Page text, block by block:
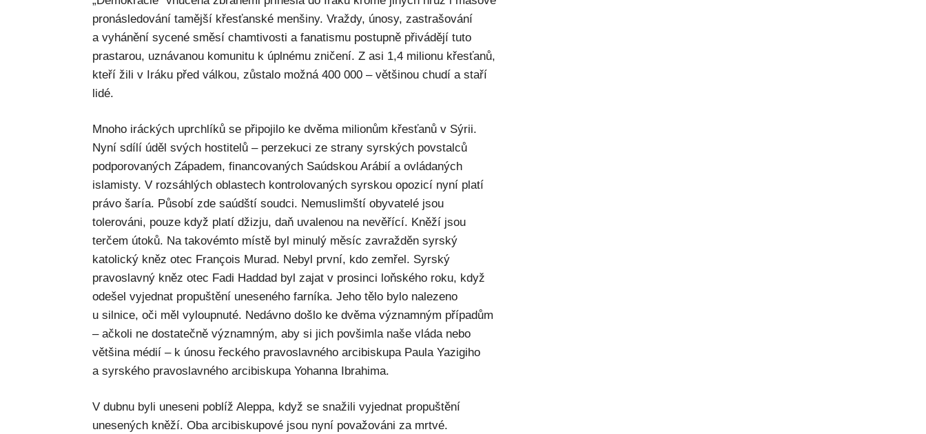
pronásledování tamější křesťanské menšiny. Vraždy, únosy, zastrašování
a vyhánění sycené směsí chamtivosti a fanatismu postupně přivádějí tuto
prastarou, uznávanou komunitu k úplnému zničení. Z asi 1,4 milionu křesťanů,
kteří žili v Iráku před válkou, zůstalo možná 400 000 – většinou chudí a staří
lidé.
Mnoho iráckých uprchlíků se připojilo ke dvěma milionům křesťanů v Sýrii.
Nyní sdílí úděl svých hostitelů – perzekuci ze strany syrských povstalců
podporovaných Západem, financovaných Saúdskou Arábií a ovládaných
islamisty. V rozsáhlých oblastech kontrolovaných syrskou opozicí nyní platí
právo šaría. Působí zde saúdští soudci. Nemuslimští obyvatelé jsou
tolerováni, pouze když platí džizju, daň uvalenou na nevěřící. Kněží jsou
terčem útoků. Na takovémto místě byl minulý měsíc zavražděn syrský
katolický kněz otec François Murad. Nebyl první, kdo zemřel. Syrský
pravoslavný kněz otec Fadi Haddad byl zajat v prosinci loňského roku, když
odešel vyjednat propuštění uneseného farníka. Jeho tělo bylo nalezeno
u silnice, oči měl vyloupnuté. Nedávno došlo ke dvěma významným případům
– ačkoli ne dostatečně významným, aby si jich povšimla naše vláda nebo
většina médií – k únosu řeckého pravoslavného arcibiskupa Paula Yazigiho
a syrského pravoslavného arcibiskupa Yohanna Ibrahima.
V dubnu byli uneseni poblíž Aleppa, když se snažili vyjednat propuštění
unesených kněží. Oba arcibiskupové jsou nyní považováni za mrtvé.